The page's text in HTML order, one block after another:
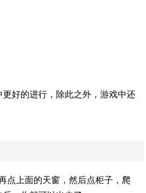
好的进行，除此之外，游戏中还
点上面的天窗，然后点柜子，爬